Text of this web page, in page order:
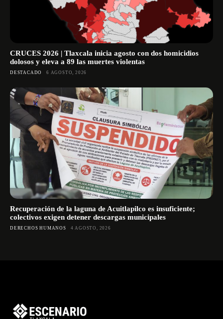
CRUCES 2026 | Tlaxcala inicia agosto con dos homicidios
dolosos y eleva a 89 las muertes violentas
DESTACADO 6 AGOSTO, 2026
Recuperación de la laguna de Acuitlapilco es insuficiente;
colectivos exigen detener descargas municipales
DERECHOS HUMANOS 4 AGOSTO, 2026